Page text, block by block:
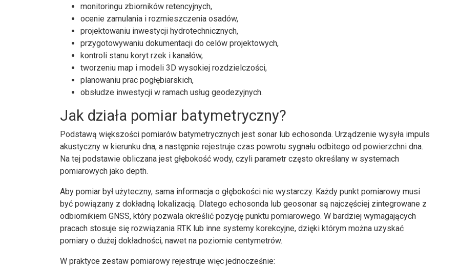
monitoringu zbiorników retencyjnych,
ocenie zamulania i rozmieszczenia osadów,
projektowaniu inwestycji hydrotechnicznych,
przygotowywaniu dokumentacji do celów projektowych,
kontroli stanu koryt rzek i kanałów,
tworzeniu map i modeli 3D wysokiej rozdzielczości,
planowaniu prac pogłębiarskich,
obsłudze inwestycji w ramach usług geodezyjnych.
Jak działa pomiar batymetryczny?
Podstawą większości pomiarów batymetrycznych jest sonar lub echosonda. Urządzenie wysyła impuls
akustyczny w kierunku dna, a następnie rejestruje czas powrotu sygnału odbitego od powierzchni dna.
Na tej podstawie obliczana jest głębokość wody, czyli parametr często określany w systemach
pomiarowych jako depth.
Aby pomiar był użyteczny, sama informacja o głębokości nie wystarczy. Każdy punkt pomiarowy musi
być powiązany z dokładną lokalizacją. Dlatego echosonda lub geosonar są najczęściej zintegrowane z
odbiornikiem GNSS, który pozwala określić pozycję punktu pomiarowego. W bardziej wymagających
pracach stosuje się rozwiązania RTK lub inne systemy korekcyjne, dzięki którym można uzyskać
pomiary o dużej dokładności, nawet na poziomie centymetrów.
W praktyce zestaw pomiarowy rejestruje więc jednocześnie: